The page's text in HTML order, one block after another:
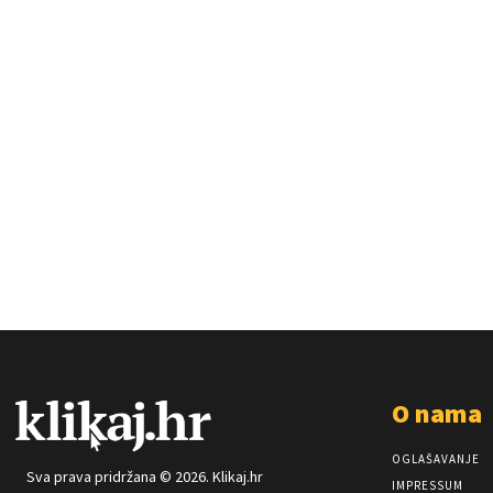
Sva prava pridržana © 2026. Klikaj.hr
O nama
OGLAŠAVANJE
IMPRESSUM